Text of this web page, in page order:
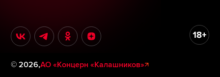
©2026,АО «Концерн «Калашников»